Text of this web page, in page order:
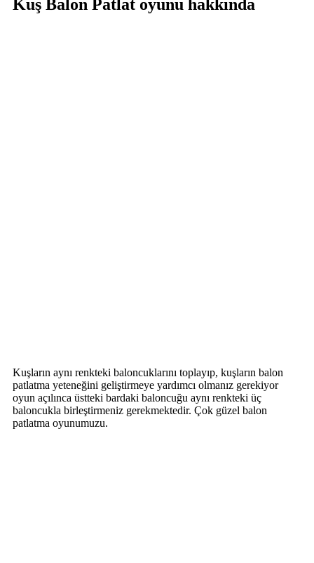
Kuş Balon Patlat oyunu hakkında
Kuşların aynı renkteki baloncuklarını toplayıp, kuşların balon
patlatma yeteneğini geliştirmeye yardımcı olmanız gerekiyor
oyun açılınca üstteki bardaki baloncuğu aynı renkteki üç
baloncukla birleştirmeniz gerekmektedir. Çok güzel balon
patlatma oyunumuzu.